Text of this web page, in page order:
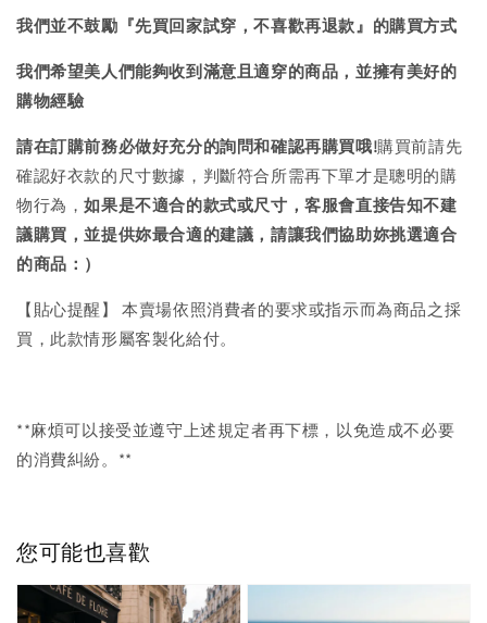
我們並不鼓勵『先買回家試穿，不喜歡再退款』的購買方式
我們希望美人們能夠收到滿意且適穿的商品，並擁有美好的
購物經驗
請在訂購前務必做好充分的詢問和確認再購買哦!購買前請先
確認好衣款的尺寸數據，判斷符合所需再下單才是聰明的購
物行為，如果是不適合的款式或尺寸，客服會直接告知不建
議購買，並提供妳最合適的建議，請讓我們協助妳挑選適合
的商品：）
【貼心提醒】 本賣場依照消費者的要求或指示而為商品之採
買，此款情形屬客製化給付。
**麻煩可以接受並遵守上述規定者再下標，以免造成不必要
的消費糾紛。**
您可能也喜歡